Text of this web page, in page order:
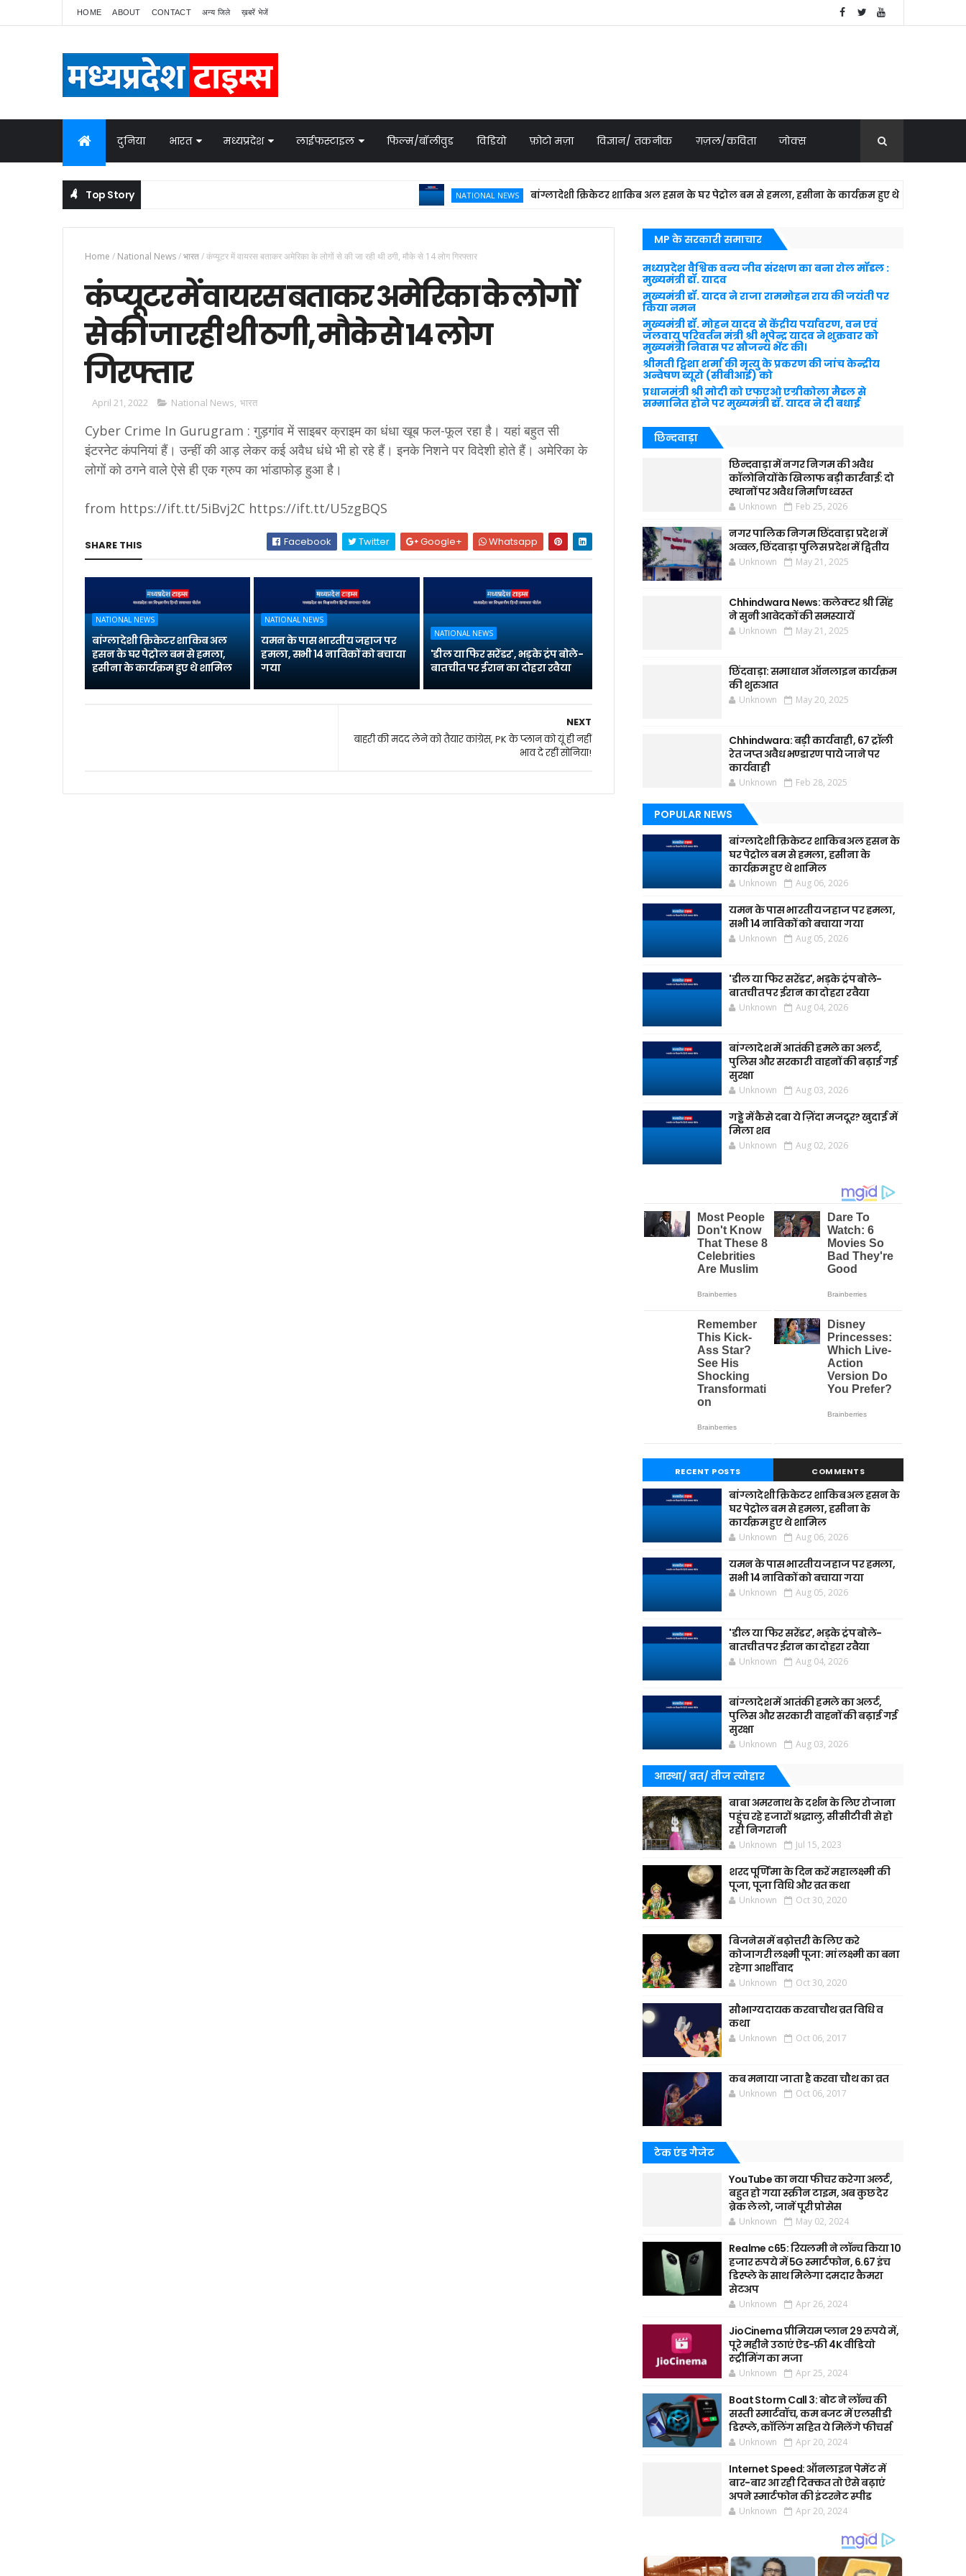
HOME ABOUT CONTACT अन्य जिले ख़बरें भेजें
दुनिया भारत मध्यप्रदेश लाईफस्टाइल फिल्म/बॉलीवुड विडियो फ़ोटो मज़ा विज्ञान/ तकनीक ग़ज़ल/कविता जोक्स
Top Story NATIONAL NEWS बांग्लादेशी क्रिकेटर शाकिब अल हसन के घर पेट्रोल बम से हमला, हसीना के कार्यक्रम हुए थे शामिल
Home / National News/भारत/कंप्यूटर में वायरस बताकर अमेरिका के लोगों से की जा रही थी ठगी, मौके से 14 लोग गिरफ्तार
कंप्यूटर में वायरस बताकर अमेरिका के लोगों
से की जा रही थी ठगी, मौके से 14 लोग
गिरफ्तार
April 21, 2022 National News, भारत
Cyber Crime In Gurugram : गुड़गांव में साइबर क्राइम का धंधा खूब फल-फूल रहा है। यहां बहुत सी
इंटरनेट कंपनियां हैं। उन्हीं की आड़ लेकर कई अवैध धंधे भी हो रहे हैं। इनके निशने पर विदेशी होते हैं। अमेरिका के
लोगों को ठगने वाले ऐसे ही एक ग्रुप का भांडाफोड़ हुआ है।
from https://ift.tt/5iBvj2C https://ift.tt/U5zgBQS
SHARE THIS Facebook Twitter Google+ Whatsapp
NATIONAL NEWS
बांग्लादेशी क्रिकेटर शाकिब अल
हसन के घर पेट्रोल बम से हमला,
हसीना के कार्यक्रम हुए थे शामिल
NATIONAL NEWS
यमन के पास भारतीय जहाज पर
हमला, सभी 14 नाविकों को बचाया
गया
NATIONAL NEWS
'डील या फिर सरेंडर', भड़के ट्रंप बोले-
बातचीत पर ईरान का दोहरा रवैया
NEXT
बाहरी की मदद लेने को तैयार कांग्रेस, PK के प्‍लान को यूं ही नहीं
भाव दे रहीं सोनिया!
MP के सरकारी समाचार
मध्यप्रदेश वैश्विक वन्य जीव संरक्षण का बना रोल मॉडल :
मुख्यमंत्री डॉ. यादव
मुख्यमंत्री डॉ. यादव ने राजा राममोहन राय की जयंती पर
किया नमन
मुख्यमंत्री डॉ. मोहन यादव से केंद्रीय पर्यावरण, वन एवं
जलवायु परिवर्तन मंत्री श्री भूपेन्द्र यादव ने शुक्रवार को
मुख्यमंत्री निवास पर सौजन्य भेंट की।
श्रीमती ट्विशा शर्मा की मृत्यु के प्रकरण की जांच केन्द्रीय
अन्वेषण ब्यूरो (सीबीआई) को
प्रधानमंत्री श्री मोदी को एफएओ एग्रीकोला मैडल से
सम्मानित होने पर मुख्यमंत्री डॉ. यादव ने दी बधाई
छिन्दवाड़ा
छिन्दवाड़ा में नगर निगम की अवैध
कॉलोनियों के खिलाफ बड़ी कार्रवाई: दो
स्थानों पर अवैध निर्माण ध्वस्त
Unknown Feb 25, 2026
नगर पालिक निगम छिंदवाड़ा प्रदेश में
अव्वल, छिंदवाड़ा पुलिस प्रदेश में द्वितीय
Unknown May 21, 2025
Chhindwara News: कलेक्टर श्री सिंह
ने सुनी आवेदकों की समस्यायें
Unknown May 21, 2025
छिंदवाड़ा: समाधान ऑनलाइन कार्यक्रम
की शुरुआत
Unknown May 20, 2025
Chhindwara: बड़ी कार्यवाही, 67 ट्रॉली
रेत जप्त अवैध भण्डारण पाये जाने पर
कार्यवाही
Unknown Feb 28, 2025
POPULAR NEWS
बांग्लादेशी क्रिकेटर शाकिब अल हसन के
घर पेट्रोल बम से हमला, हसीना के
कार्यक्रम हुए थे शामिल
Unknown Aug 06, 2026
यमन के पास भारतीय जहाज पर हमला,
सभी 14 नाविकों को बचाया गया
Unknown Aug 05, 2026
'डील या फिर सरेंडर', भड़के ट्रंप बोले-
बातचीत पर ईरान का दोहरा रवैया
Unknown Aug 04, 2026
बांग्लादेश में आतंकी हमले का अलर्ट,
पुलिस और सरकारी वाहनों की बढ़ाई गई
सुरक्षा
Unknown Aug 03, 2026
गड्ढे में कैसे दबा ये ज़िंदा मजदूर? खुदाई में
मिला शव
Unknown Aug 02, 2026
RECENT POSTS COMMENTS
बांग्लादेशी क्रिकेटर शाकिब अल हसन के
घर पेट्रोल बम से हमला, हसीना के
कार्यक्रम हुए थे शामिल
Unknown Aug 06, 2026
यमन के पास भारतीय जहाज पर हमला,
सभी 14 नाविकों को बचाया गया
Unknown Aug 05, 2026
'डील या फिर सरेंडर', भड़के ट्रंप बोले-
बातचीत पर ईरान का दोहरा रवैया
Unknown Aug 04, 2026
बांग्लादेश में आतंकी हमले का अलर्ट,
पुलिस और सरकारी वाहनों की बढ़ाई गई
सुरक्षा
Unknown Aug 03, 2026
आस्था/ व्रत/ तीज त्‍योहार
बाबा अमरनाथ के दर्शन के लिए रोजाना
पहुंच रहे हजारों श्रद्धालु, सीसीटीवी से हो
रही निगरानी
Unknown Jul 15, 2023
शरद पूर्णिमा के दिन करें महालक्ष्मी की
पूजा, पूजा विधि और व्रत कथा
Unknown Oct 30, 2020
बिजनेस में बढ़ोत्तरी के लिए करे
कोजागरी लक्ष्मी पूजा: मां लक्ष्मी का बना
रहेगा आर्शीवाद
Unknown Oct 30, 2020
सौभाग्यदायक करवाचौथ व्रत विधि व
कथा
Unknown Oct 06, 2017
कब मनाया जाता है करवा चौथ का व्रत
Unknown Oct 06, 2017
टेक एंड गैजेट
YouTube का नया फीचर करेगा अलर्ट,
बहुत हो गया स्क्रीन टाइम, अब कुछ देर
ब्रेक ले लो, जानें पूरी प्रोसेस
Unknown May 02, 2024
Realme c65: रियलमी ने लॉन्च किया 10
हजार रुपये में 5G स्मार्टफोन, 6.67 इंच
डिस्प्ले के साथ मिलेगा दमदार कैमरा
सेटअप
Unknown Apr 26, 2024
JioCinema प्रीमियम प्लान 29 रुपये में,
पूरे महीने उठाएं ऐड-फ्री 4K वीडियो
स्ट्रीमिंग का मजा
Unknown Apr 25, 2024
Boat Storm Call 3: बोट ने लॉन्च की
सस्ती स्मार्टवॉच, कम बजट में एलसीडी
डिस्प्ले, कॉलिंग सहित ये मिलेंगे फीचर्स
Unknown Apr 20, 2024
Internet Speed: ऑनलाइन पेमेंट में
बार-बार आ रही दिक्कत तो ऐसे बढ़ाएं
अपने स्मार्टफोन की इंटरनेट स्पीड
Unknown Apr 20, 2024